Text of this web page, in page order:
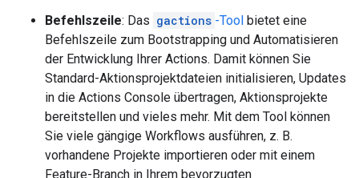
Befehlszeile: Das gactions -Tool bietet eine
Befehlszeile zum Bootstrapping und Automatisieren
der Entwicklung Ihrer Actions. Damit können Sie
Standard-Aktionsprojektdateien initialisieren, Updates
in die Actions Console übertragen, Aktionsprojekte
bereitstellen und vieles mehr. Mit dem Tool können
Sie viele gängige Workflows ausführen, z. B.
vorhandene Projekte importieren oder mit einem
Feature-Branch in Ihrem bevorzugten